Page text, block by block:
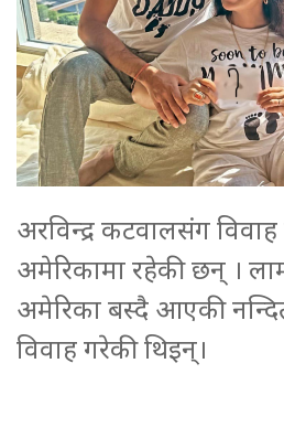
अरविन्द्र कटवालसंग विवाह
अमेरिकामा रहेकी छन् ।
अमेरिका बस्दै आएकी
विवाह गरेकी थिइन्।